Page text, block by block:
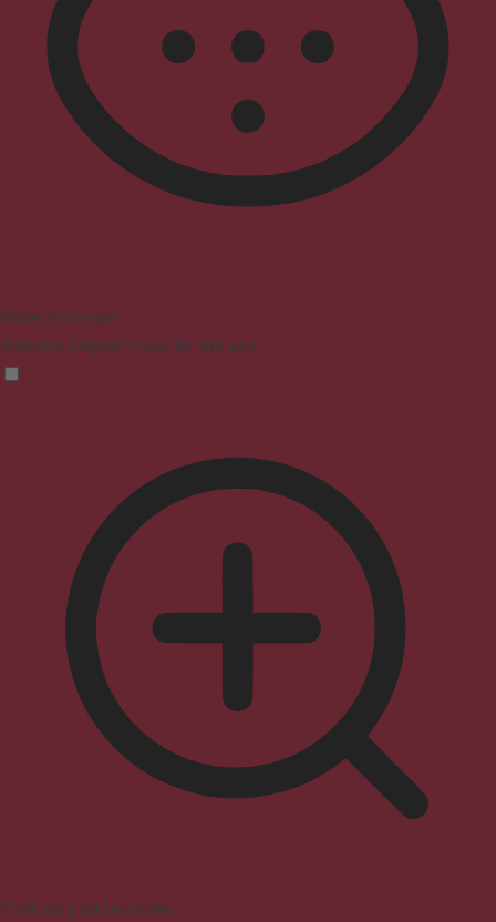
Mode malvoyant
Améliore l'aspect visuel du site web
Profil sûr pour les crises